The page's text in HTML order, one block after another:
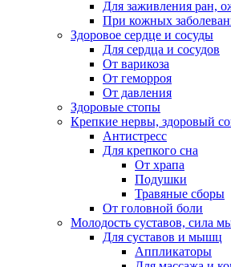
Для заживления ран,
При кожных
Здоровое сердце и сосуды
Для сердца и сосудов
От варикоза
От геморроя
От давления
Здоровые стопы
Крепкие нервы, здоровый
Антистресс
Для крепкого сна
От храпа
Подушки
Травяные сборы
От головной боли
Молодость суставов, сила
Для суставов и мышц
Аппликаторы